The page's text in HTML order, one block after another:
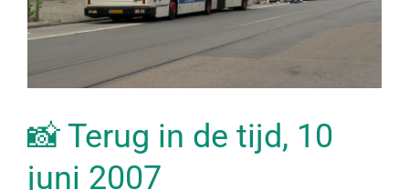
📸 Terug in de tijd, 10
juni 2007